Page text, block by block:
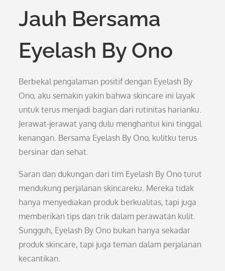
Jauh Bersama
Eyelash By Ono
Berbekal pengalaman positif dengan Eyelash By
Ono, aku semakin yakin bahwa skincare ini layak
untuk terus menjadi bagian dari rutinitas harianku.
Jerawat-jerawat yang dulu menghantui kini tinggal
kenangan. Bersama Eyelash By Ono, kulitku terus
bersinar dan sehat.
Saran dan dukungan dari tim Eyelash By Ono turut
mendukung perjalanan skincareku. Mereka tidak
hanya menyediakan produk berkualitas, tapi juga
memberikan tips dan trik dalam perawatan kulit.
Sungguh, Eyelash By Ono bukan hanya sekadar
produk skincare, tapi juga teman dalam perjalanan
kecantikan.